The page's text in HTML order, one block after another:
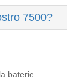
7500?
baterie